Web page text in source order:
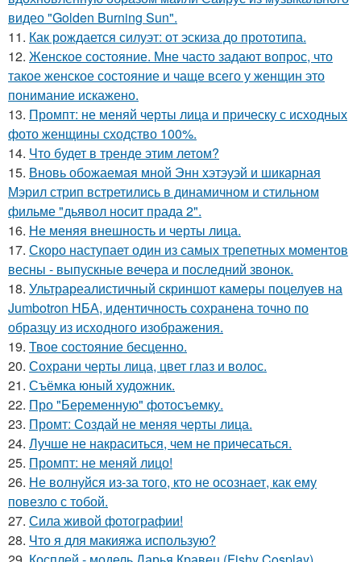
видео "Golden Burning Sun".
11. Как рождается силуэт: от эскиза до прототипа.
12. Женское состояние. Мне часто задают вопрос, что
такое женское состояние и чаще всего у женщин это
понимание искажено.
13. Промпт: не меняй черты лица и прическу с исходных
фото женщины сходство 100%.
14. Что будет в тренде этим летом?
15. Вновь обожаемая мной Энн хэтэуэй и шикарная
Мэрил стрип встретились в динамичном и стильном
фильме "дьявол носит прада 2".
16. Не меняя внешность и черты лица.
17. Скоро наступает один из самых трепетных моментов
весны - выпускные вечера и последний звонок.
18. Ультрареалистичный скриншот камеры поцелуев на
Jumbotron НБА, идентичность сохранена точно по
образцу из исходного изображения.
19. Твое состояние бесценно.
20. Сохрани черты лица, цвет глаз и волос.
21. Съёмка юный художник.
22. Про "Беременную" фотосъемку.
23. Промт: Создай не меняя черты лица.
24. Лучше не накраситься, чем не причесаться.
25. Промпт: не меняй лицо!
26. Не волнуйся из-за того, кто не осознает, как ему
повезло с тобой.
27. Сила живой фотографии!
28. Что я для макияжа использую?